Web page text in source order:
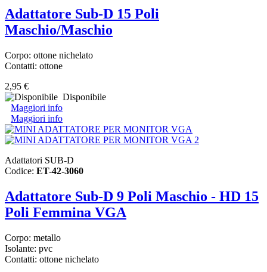
Adattatore Sub-D 15 Poli
Maschio/Maschio
Corpo: ottone nichelato
Contatti: ottone
2,95 €
Disponibile
Maggiori info
Maggiori info
Adattatori SUB-D
Codice: ET-42-3060
Adattatore Sub-D 9 Poli Maschio - HD 15
Poli Femmina VGA
Corpo: metallo
Isolante: pvc
Contatti: ottone nichelato